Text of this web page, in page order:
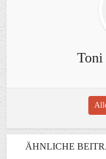
Toni
ÄHNLICHE